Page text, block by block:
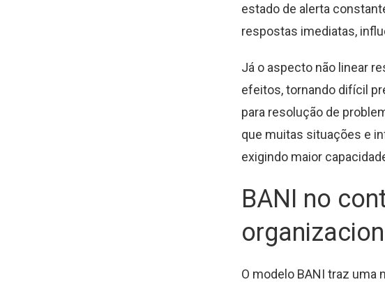
estado de alerta
respostas imediatas,
Já o aspecto não linear
efeitos, tornando difícil
para resolução de
que muitas situações e
exigindo maior
BANI no
O modelo BANI traz uma